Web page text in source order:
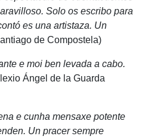
Solo os escribo para
es una artistaza. Un
de Compostela)
e moi ben levada a cabo.
Ángel de la Guarda
e cunha mensaxe potente
Un pracer sempre